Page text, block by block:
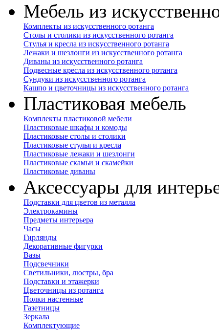
Мебель из
Комплекты из искусственного ротанга
Столы и столики из искусственного ротанга
Стулья и кресла из искусственного ротанга
Лежаки и шезлонги из искусственного ротанга
Диваны из искусственного ротанга
Подвесные кресла из искусственного ротанга
Сундуки из искусственного ротанга
Кашпо и цветочницы из искусственного ротанга
Пластиковая мебель
Комплекты пластиковой мебели
Пластиковые шкафы и комоды
Пластиковые столы и столики
Пластиковые стулья и кресла
Пластиковые лежаки и шезлонги
Пластиковые скамьи и скамейки
Пластиковые диваны
Аксессуары для
Подставки для цветов из металла
Электрокамины
Предметы интерьера
Часы
Гирлянды
Декоративные фигурки
Вазы
Подсвечники
Светильники, люстры, бра
Подставки и этажерки
Цветочницы из ротанга
Полки настенные
Газетницы
Зеркала
Комплектующие